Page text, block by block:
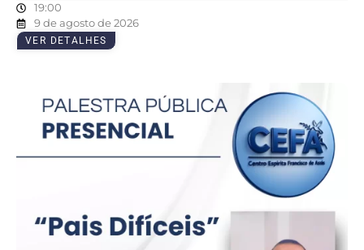
19:00
9 de agosto de 2026
VER DETALHES